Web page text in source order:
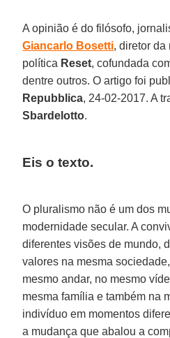
A opinião é do filósofo,
Giancarlo Bosetti, diretor da
política Reset, cofundada
dentre outros. O artigo foi
Repubblica, 24-02-2017. A
Sbardelotto.
Eis o texto.
O pluralismo não é um dos
modernidade secular. A
diferentes visões de mundo,
valores na mesma
mesmo andar, no mesmo
mesma família e também na
indivíduo em momentos
a mudança que abalou a